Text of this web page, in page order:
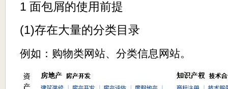
1 面包屑的使用前提
(1)存在大量的分类目录
例如：购物类网站、分类信息网站。